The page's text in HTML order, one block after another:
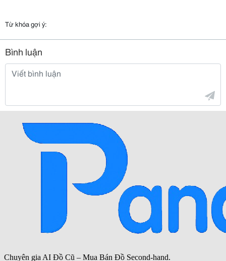
Từ khóa gợi ý:
Bình luận